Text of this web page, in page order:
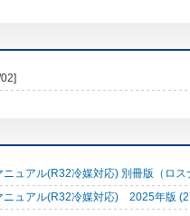
ニュアル(R32冷媒対応) 別冊版（ロ
ニュアル(R32冷媒対応) 2025年版